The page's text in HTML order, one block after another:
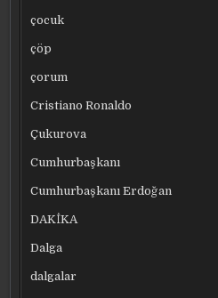
çocuk
çöp
çorum
Cristiano Ronaldo
Çukurova
Cumhurbaşkanı
Cumhurbaşkanı Erdoğan
DAKİKA
Dalga
dalgalar